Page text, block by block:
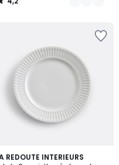
REDOUTE INTERIEURS
4,8